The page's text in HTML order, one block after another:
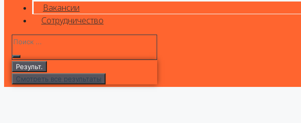
Вакансии
Сотрудничество
Результ.
Смотреть все результаты